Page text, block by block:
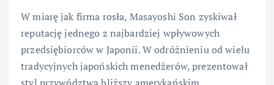
W miarę jak firma rosła, Masayoshi Son zyskiwał
reputację jednego z najbardziej wpływowych
przedsiębiorców w Japonii. W odróżnieniu od wielu
tradycyjnych japońskich menedżerów, prezentował